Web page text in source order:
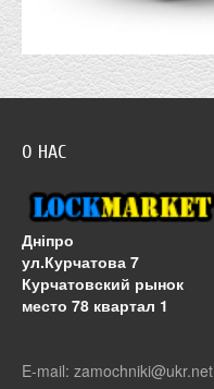
О НАС
Дніпро
ул.Курчатова 7
Курчатовский рынок
место 78 квартал 1
E-mail: zamochniki@ukr.net